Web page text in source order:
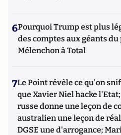
6Pourquoi Trump est plus
des comptes aux géants
Mélenchon à Total
7Le Point révèle ce qu'on
que Xavier Niel hacke
russe donne une leçon de
australien une leçon de
DGSE une d'arrogance;